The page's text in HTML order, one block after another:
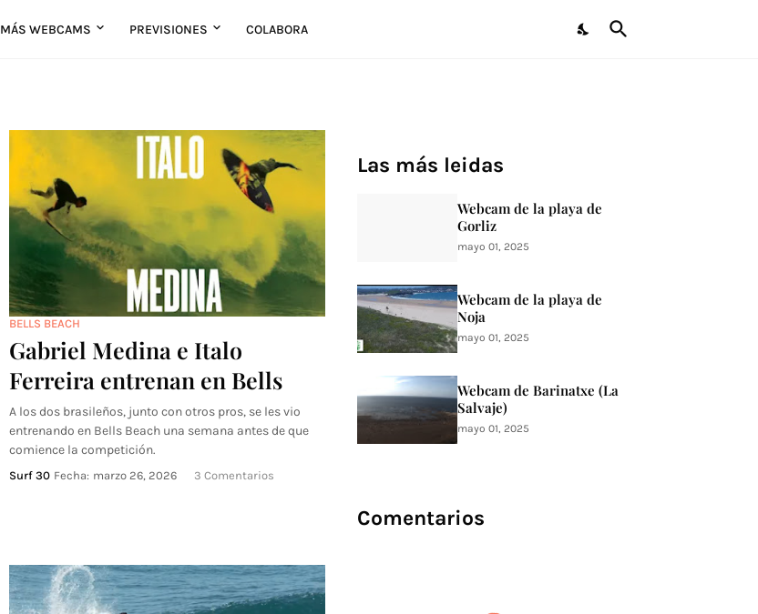
MÁS WEBCAMS PREVISIONES COLABORA
BELLS BEACH
Gabriel Medina e Italo
Ferreira entrenan en Bells
A los dos brasileños, junto con otros pros, se les vio
entrenando en Bells Beach una semana antes de que
comience la competición.
Surf 30 Fecha: marzo 26, 2026 3 Comentarios
Las más leidas
Webcam de la playa de
Gorliz
mayo 01, 2025
Webcam de la playa de
Noja
mayo 01, 2025
Webcam de Barinatxe (La
Salvaje)
mayo 01, 2025
Comentarios